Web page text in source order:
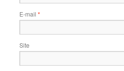
E-mail *
Site